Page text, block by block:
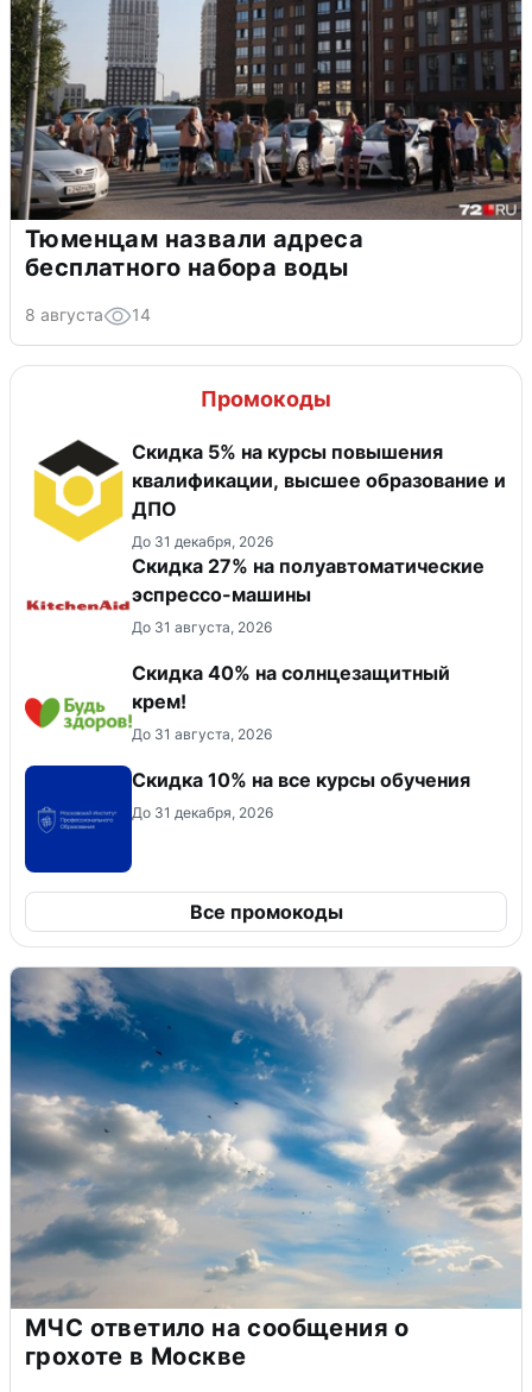
Тюменцам назвали адреса
бесплатного набора воды
8 августа 14
Промокоды
Скидка 5% на курсы повышения
квалификации, высшее образование и
ДПО
До 31 декабря, 2026
Скидка 27% на полуавтоматические
эспрессо-машины
До 31 августа, 2026
Скидка 40% на солнцезащитный
крем!
До 31 августа, 2026
Скидка 10% на все курсы обучения
До 31 декабря, 2026
Все промокоды
МЧС ответило на сообщения о
грохоте в Москве